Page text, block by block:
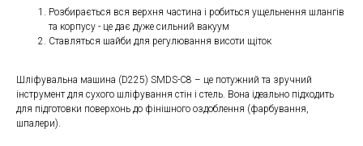
Розбирається вся верхня частина і робиться ущельнення шлангів
та корпусу - це дає дуже сильний вакуум
Ставляться шайби для регулювання висоти щіток
Шліфувальна машина (D225) SMDS-C8 – це потужний та зручний
інструмент для сухого шліфування стін і стель. Вона ідеально підходить
для підготовки поверхонь до фінішного оздоблення (фарбування,
шпалери).